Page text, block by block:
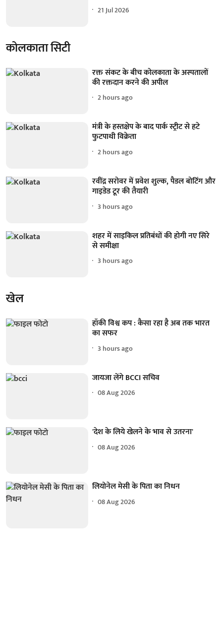
21 Jul 2026
कोलकाता सिटी
रक्त संकट के बीच कोलकाता के अस्पतालों
की रक्तदान करने की अपील
2 hours ago
मंत्री के हस्तक्षेप के बाद पार्क स्ट्रीट से हटे
फुटपाथी विक्रेता
2 hours ago
रवींद्र सरोवर में प्रवेश शुल्क, पैडल बोटिंग और
गाइडेड टूर की तैयारी
3 hours ago
शहर में साइकिल प्रतिबंधों की होगी नए सिरे
से समीक्षा
3 hours ago
खेल
हॉकी विश्व कप : कैसा रहा है अब तक भारत
का सफर
3 hours ago
जायजा लेंगे BCCI सचिव
08 Aug 2026
'देश के लिये खेलने के भाव से उतरना'
08 Aug 2026
लियोनेल मेसी के पिता का निधन
08 Aug 2026